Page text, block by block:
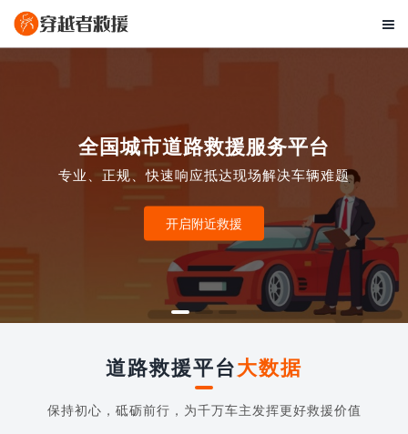

全国城市道路救援服务平台
专业、正规、快速响应抵达现场解决车辆难题
开启附近救援
道路救援平台大数据
保持初心，砥砺前行，为千万车主发挥更好救援价值